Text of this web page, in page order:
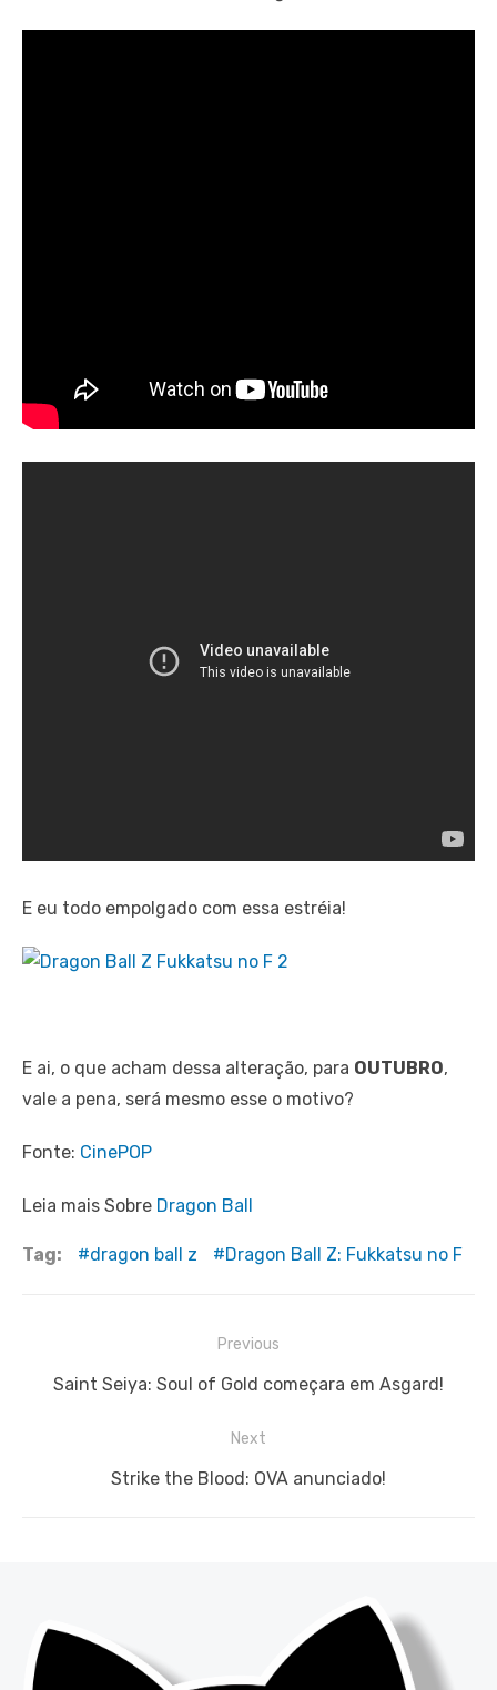
E eu todo empolgado com essa estréia!
E ai, o que acham dessa alteração, para OUTUBRO,
vale a pena, será mesmo esse o motivo?
Fonte: CinePOP
Leia mais Sobre Dragon Ball
Tag: dragon ball z Dragon Ball Z: Fukkatsu no F
Previous
Previous
Saint Seiya: Soul of Gold começara em Asgard!
Next
Next
Strike the Blood: OVA anunciado!